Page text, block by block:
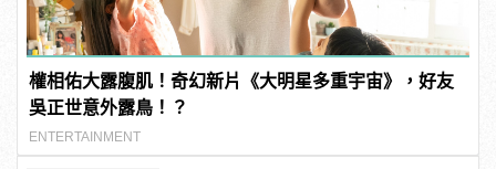
權相佑大露腹肌！奇幻新片《大明星多重宇宙》，好友
吳正世意外露鳥！？
ENTERTAINMENT